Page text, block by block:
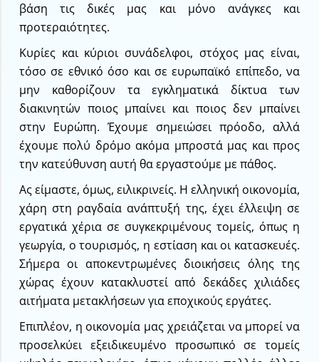
βάση τις δικές μας και μόνο ανάγκες και
προτεραιότητες.
Κυρίες και κύριοι συνάδελφοι, στόχος μας είναι,
τόσο σε εθνικό όσο και σε ευρωπαϊκό επίπεδο, να
μην καθορίζουν τα εγκληματικά δίκτυα των
διακινητών ποιος μπαίνει και ποιος δεν μπαίνει
στην Ευρώπη. Έχουμε σημειώσει πρόοδο, αλλά
έχουμε πολύ δρόμο ακόμα μπροστά μας και προς
την κατεύθυνση αυτή θα εργαστούμε με πάθος.
Ας είμαστε, όμως, ειλικρινείς. Η ελληνική οικονομία,
χάρη στη ραγδαία ανάπτυξή της, έχει έλλειψη σε
εργατικά χέρια σε συγκεκριμένους τομείς, όπως η
γεωργία, ο τουρισμός, η εστίαση και οι κατασκευές.
Σήμερα οι αποκεντρωμένες διοικήσεις όλης της
χώρας έχουν κατακλυστεί από δεκάδες χιλιάδες
αιτήματα μετακλήσεων για εποχικούς εργάτες.
Επιπλέον, η οικονομία μας χρειάζεται να μπορεί να
προσελκύει εξειδικευμένο προσωπικό σε τομείς